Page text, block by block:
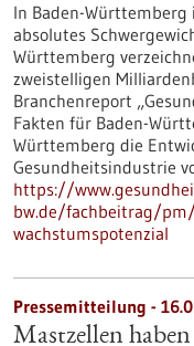
In Baden-
absolutes
Württemberg
zweistelligen
Branchenreport
Fakten für Baden-
Württemberg die
Gesundheitsindustrie
https://
bw.de/fachbeitrag/
wachstumspotenzial
Pressemitteilung -
Mastzellen